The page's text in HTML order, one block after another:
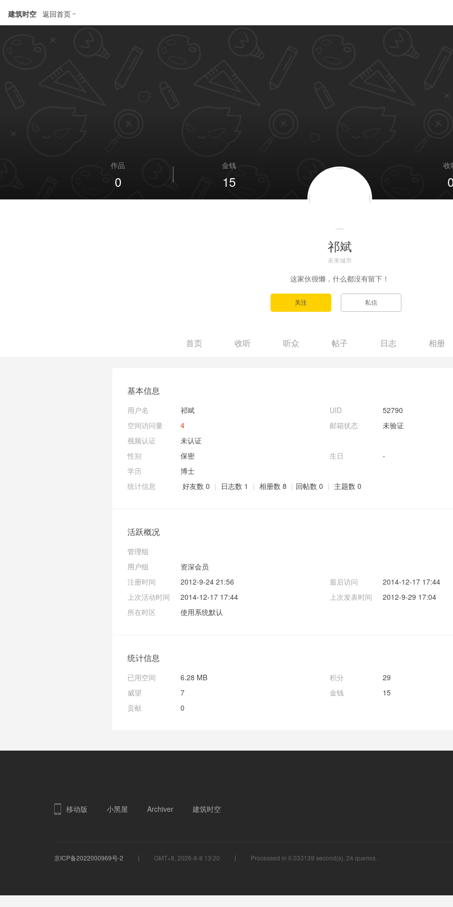
建筑时空 返回首页
作品
0
金钱
15
收
祁斌
未来城市
这家伙很懒，什么都没有留下！
首页 收听 听众 帖子 日志 相册
基本信息
用户名 祁斌 UID
52790
空间访问量
4 邮箱状态
未验证
视频认证
未认证
性别
保密 生日
-
学历
博士
统计信息
好友数 0 | 日志数 1 | 相册数 8 | 回帖数 0 | 主题数 0
活跃概况
管理组
用户组
资深会员
注册时间
2012-9-24 21:56 最后访问
2014-12-17 17:44
上次活动时间
2014-12-17 17:44 上次发表时间
2012-9-29 17:04
所在时区
使用系统默认
统计信息
已用空间 6.28 MB 积分
29
威望
7 金钱
15
贡献
0
移动版 小黑屋 Archiver 建筑时空
京ICP备2022000969号-2 GMT+8, 2026-8-8 13:20 Processed in 0.033139 second(s), 24 queries .